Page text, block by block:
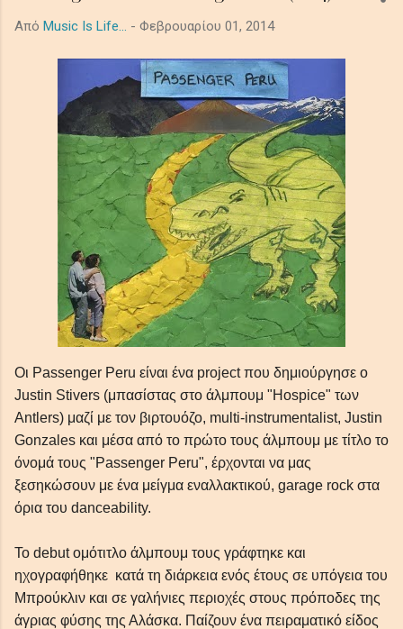
τρόμου, μεταμορφώνοντας προσωπικές και καθολικές σκιές
σε μια όμορφα έρημη τελετουργία που παραμένει σαν την
τελευταία, ξεθωριασμένη λάμψη του λυκόφωτος. Ο ήχος από
τα βαθιά synths το πιάνο και τα έγχορδα δημιουργούν μία
ατμόσφαιρα μελαγχολική, απομονωμένη και μεγαλοπρεπή με
θέμα την μοναξιά και τη φθορά στο αχανές διάστημα. In the
shadowed ...
Από Music Is Life... - Φεβρουαρίου 01, 2014
Οι Passenger Peru είναι ένα project που δημιούργησε ο
Justin Stivers (μπασίστας στο άλμπουμ "Hospice" των
Antlers) μαζί με τον βιρτουόζο, multi-instrumentalist, Justin
Gonzales και μέσα από το πρώτο τους άλμπουμ με τίτλο το
όνομά τους "Passenger Peru", έρχονται να μας
ξεσηκώσουν με ένα μείγμα εναλλακτικού, garage rock στα
όρια του danceability.
To debut ομότιτλο άλμπουμ τους γράφτηκε και
ηχογραφήθηκε κατά τη διάρκεια ενός έτους σε υπόγεια του
Μπρούκλιν και σε γαλήνιες περιοχές στους πρόποδες της
άγριας φύσης της Αλάσκα. Παίζουν ένα πειραματικό είδος